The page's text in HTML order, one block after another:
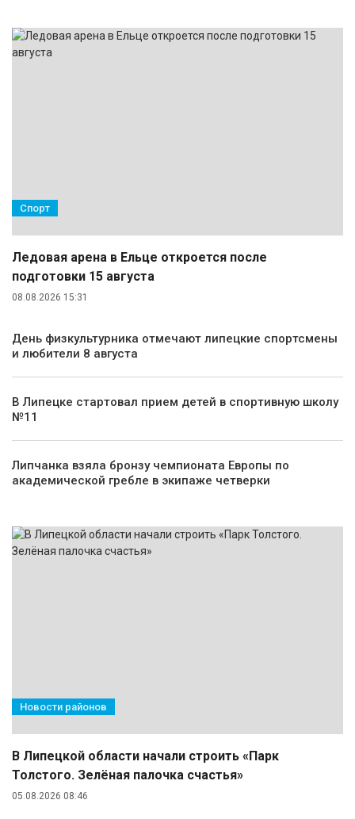
Спорт
Ледовая арена в Ельце откроется после
подготовки 15 августа
08.08.2026 15:31
День физкультурника отмечают липецкие спортсмены
и любители 8 августа
В Липецке стартовал прием детей в спортивную школу
№11
Липчанка взяла бронзу чемпионата Европы по
академической гребле в экипаже четверки
Новости районов
В Липецкой области начали строить «Парк
Толстого. Зелёная палочка счастья»
05.08.2026 08:46